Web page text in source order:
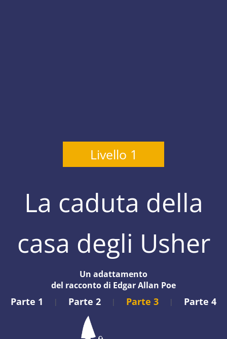
Livello 1
La caduta della
casa degli Usher
Un adattamento
del racconto di Edgar Allan Poe
Parte 1 | Parte 2 | Parte 3 | Parte 4